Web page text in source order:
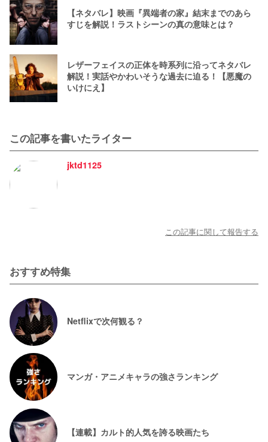
【ネタバレ】映画『異端者の家』結末までのあら
すじを解説！ラストシーンの真の意味とは？
レザーフェイスの正体を時系列に沿ってネタバレ
解説！実話やかわいそうな過去に迫る！【悪魔の
いけにえ】
この記事を書いたライター
jktd1125
この記事に関して報告する
おすすめ特集
Netflixで次何観る？
マンガ・アニメキャラの強さランキング
【連載】カルト的人気を誇る映画たち